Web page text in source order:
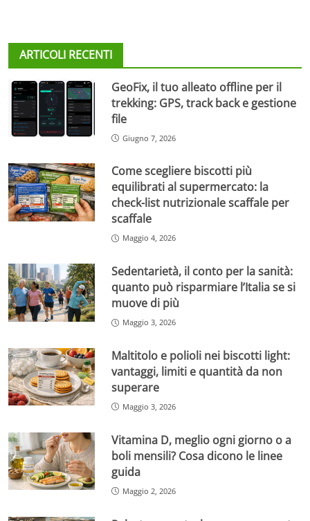
ARTICOLI RECENTI
GeoFix, il tuo alleato offline per il
trekking: GPS, track back e gestione
file
Giugno 7, 2026
Come scegliere biscotti più
equilibrati al supermercato: la
check-list nutrizionale scaffale per
scaffale
Maggio 4, 2026
Sedentarietà, il conto per la sanità:
quanto può risparmiare l’Italia se si
muove di più
Maggio 3, 2026
Maltitolo e polioli nei biscotti light:
vantaggi, limiti e quantità da non
superare
Maggio 3, 2026
Vitamina D, meglio ogni giorno o a
boli mensili? Cosa dicono le linee
guida
Maggio 2, 2026